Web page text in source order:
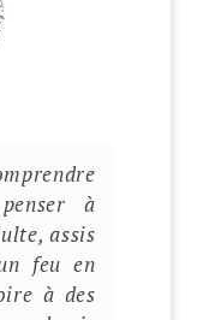
à
assis
feu en
à des